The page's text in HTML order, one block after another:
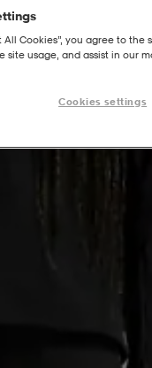
All Cookies”, you agree to
site usage, and assist in our
Cookies settings